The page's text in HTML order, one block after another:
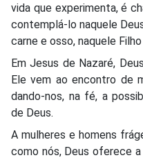
vida que experimenta, é
contemplá-lo naquele
carne e osso, naquele
Em Jesus de Nazaré,
Ele vem ao encontro de
dando-nos, na fé, a
de Deus.
A mulheres e homens
como nós, Deus oferece